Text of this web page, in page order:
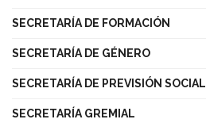
SECRETARÍA DE FORMACIÓN
SECRETARÍA DE GÉNERO
SECRETARÍA DE PREVISIÓN SOCIAL
SECRETARÍA GREMIAL